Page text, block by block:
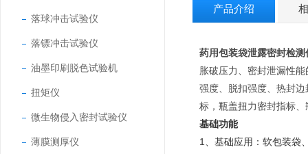
落球冲击试验仪
落镖冲击试验仪
油墨印刷脱色试验机
扭矩仪
微生物侵入密封试验仪
薄膜测厚仪
产品介绍
药用包装袋泄露密封检测
胀破压力、密封泄漏性
强度、脱扣强度、热封
标，瓶盖扭力密封指标
基础功能
1、基础应用：软包装袋